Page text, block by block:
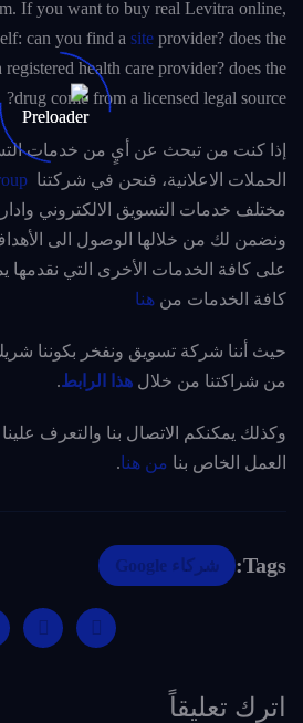
If you want to buy real Levitra online,
сan you find a site provider? does the
health care provider? does the
drug come from a licensed legal source?
إذا كنت من تبحث عن أيٍ من خدمات
الحملات الاعلانية، فنحن في شركتنا
مختلف خدمات التسويق الالكتروني
ونضمن لك من خلالها الوصول الى
على كافة الخدمات الأخرى التي نقدمها
كافة الخدمات من هنا
حيث أننا شركة تسويق ونفخر بكوننا
من شراكتنا من خلال هذا الرابط.
وكذلك يمكنكم الاتصال بنا والتعرف
العمل الخاص بنا من هنا.
Tags: شركاء Google
اترك تعليقاً